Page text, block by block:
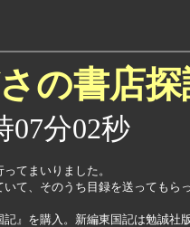
の書店
07分02秒
てまいりました。
て、そのうち目録を送ってもら
』を購入。新編東国記は勉誠社